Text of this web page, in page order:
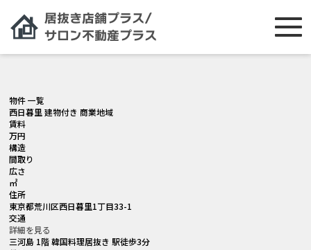
物件 一覧
西日暮里 建物付き 商業地域
賃料
万円
構造
間取り
広さ
㎡
住所
東京都荒川区西日暮里1丁目33-1
交通
詳細を見る
三河島 1階 韓国料理居抜き 駅徒歩3分